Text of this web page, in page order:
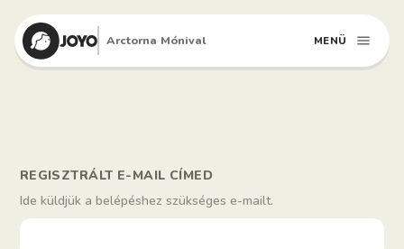
Arctorna Mónival MENÜ
REGISZTRÁLT E-MAIL CÍMED
Ide küldjük a belépéshez szükséges e-mailt.